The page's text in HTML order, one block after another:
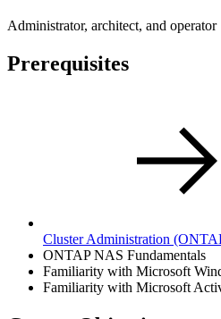
Administrator, architect, and operator
Prerequisites
Cluster Administration
ONTAP NAS Fundamentals
Familiarity with Microsoft
Familiarity with Microsoft